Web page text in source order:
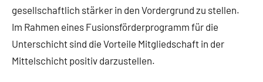
gesellschaftlich stärker in den Vordergrund zu stellen.
Im Rahmen eines Fusionsförderprogramm für die
Unterschicht sind die Vorteile Mitgliedschaft in der
Mittelschicht positiv darzustellen.